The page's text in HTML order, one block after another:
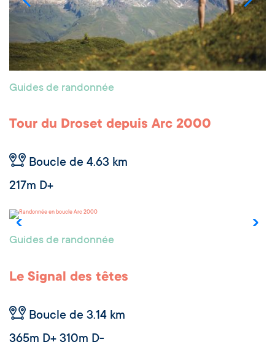
Guides de randonnée
Tour du Droset depuis Arc 2000
Boucle de 4.63 km
217m D+
Arc 2000
Guides de randonnée
Le Signal des têtes
Boucle de 3.14 km
365m D+ 310m D-